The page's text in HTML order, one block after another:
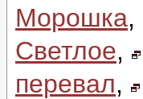
Морошка,
Светлое,
перевал,